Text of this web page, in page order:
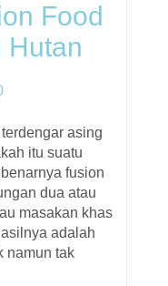
Food
Hutan
asing
itu suatu
fusion
dua atau
masakan khas
adalah
namun tak